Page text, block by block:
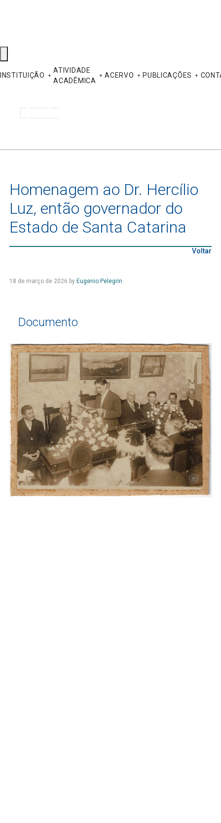
INSTITUIÇÃO
ATIVIDADE
ACADÊMICA
ACERVO PUBLICAÇÕES
Homenagem ao Dr. Hercílio
Luz, então governador do
Estado de Santa Catarina
Voltar
18 de março de 2026 by Eugenio Pelegrin
Documento